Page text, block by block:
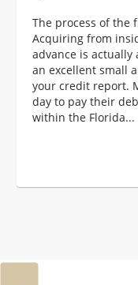
The process of the
Acquiring from
advance is
an excellent small
your credit report.
day to pay their
within the Florida...